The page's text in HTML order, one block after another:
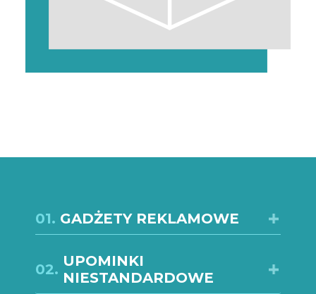
01. GADŻETY REKLAMOWE
02. UPOMINKI
NIESTANDARDOWE